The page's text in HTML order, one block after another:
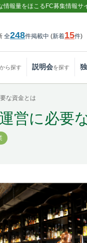
報量をほこるFC募集情報サ
全248件掲載中 (新着15件)
から探す 説明会を探す
な資金とは
営に必要